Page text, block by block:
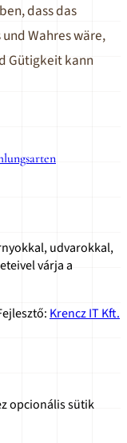
dass das
Wahres wäre,
Gütigkeit kann
udvarokkal,
várja a
Krencz IT Kft.
opcionális sütik